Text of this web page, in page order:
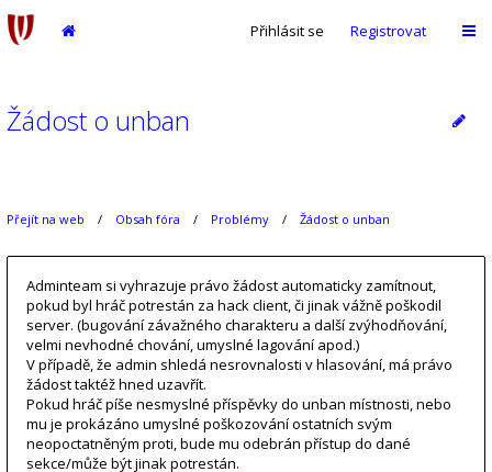
Přihlásit se Registrovat
Žádost o unban
Přejít na web Obsah fóra Problémy Žádost o unban
Adminteam si vyhrazuje právo žádost automaticky zamítnout,
pokud byl hráč potrestán za hack client, či jinak vážně poškodil
server. (bugování závažného charakteru a další zvýhodňování,
velmi nevhodné chování, umyslné lagování apod.)
V případě, že admin shledá nesrovnalosti v hlasování, má právo
žádost taktéž hned uzavřít.
Pokud hráč píše nesmyslné příspěvky do unban místnosti, nebo
mu je prokázáno umyslné poškozování ostatních svým
neopoctatněným proti, bude mu odebrán přístup do dané
sekce/může být jinak potrestán.